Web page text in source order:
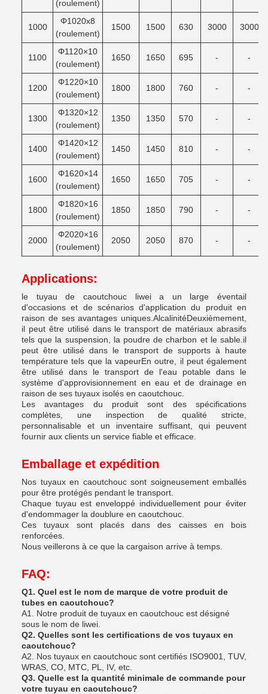
(roulement)
1000
Φ1020x8
(roulement)
1500 1500 630 3000 3000
1100
Φ1120×10
(roulement)
1650 1650 695 - -
1200
Φ1220×10
(roulement)
1800 1800 760 - -
1300
Φ1320×12
(roulement)
1350 1350 570 - -
1400
Φ1420×12
(roulement)
1450 1450 810 - -
1600
Φ1620×14
(roulement)
1650 1650 705 - -
1800
Φ1820×16
(roulement)
1850 1850 790 - -
2000
Φ2020×16
(roulement)
2050 2050 870 - -
Applications:
le tuyau de caoutchouc liwei a un large éventail
d'occasions et de scénarios d'application du produit en
raison de ses avantages uniques.AlcalinitéDeuxièmement,
il peut être utilisé dans le transport de matériaux abrasifs
tels que la suspension, la poudre de charbon et le sable.il
peut être utilisé dans le transport de supports à haute
température tels que la vapeurEn outre, il peut également
être utilisé dans le transport de l'eau potable dans le
système d'approvisionnement en eau et de drainage en
raison de ses tuyaux isolés en caoutchouc.
Les avantages du produit sont des spécifications
complètes, une inspection de qualité stricte,
personnalisable et un inventaire suffisant, qui peuvent
fournir aux clients un service fiable et efficace.
Emballage et expédition
Nos tuyaux en caoutchouc sont soigneusement emballés
pour être protégés pendant le transport.
Chaque tuyau est enveloppé individuellement pour éviter
d'endommager la doublure en caoutchouc.
Ces tuyaux sont placés dans des caisses en bois
renforcées.
Nous veillerons à ce que la cargaison arrive à temps.
FAQ:
Q1. Quel est le nom de marque de votre produit de
tubes en caoutchouc?
A1. Notre produit de tuyaux en caoutchouc est désigné
sous le nom de liwei.
Q2. Quelles sont les certifications de vos tuyaux en
caoutchouc?
A2. Nos tuyaux en caoutchouc sont certifiés ISO9001, TUV,
WRAS, CO, MTC, PL, IV, etc.
Q3. Quelle est la quantité minimale de commande pour
votre tuyau en caoutchouc?